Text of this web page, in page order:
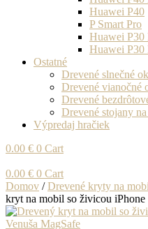
Huawei P40
P Smart Pro
Huawei P30
Huawei P30
Ostatné
Drevené slnečné
Drevené vianočné
Drevené
Drevené stojany
Výpredaj hračiek
0.00 € 0 Cart
0.00 € 0 Cart
Domov /Drevené kryty na
kryt na mobil so živicou iPhone